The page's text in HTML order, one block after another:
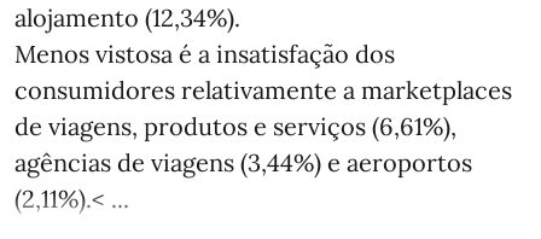
alojamento (12,34%).
Menos vistosa é a insatisfação dos
consumidores relativamente a marketplaces
de viagens, produtos e serviços (6,61%),
agências de viagens (3,44%) e aeroportos
(2,11%).< ...